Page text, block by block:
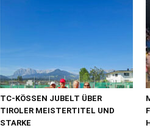
TC-KÖSSEN JUBELT ÜBER
TIROLER MEISTERTITEL UND
STARKE